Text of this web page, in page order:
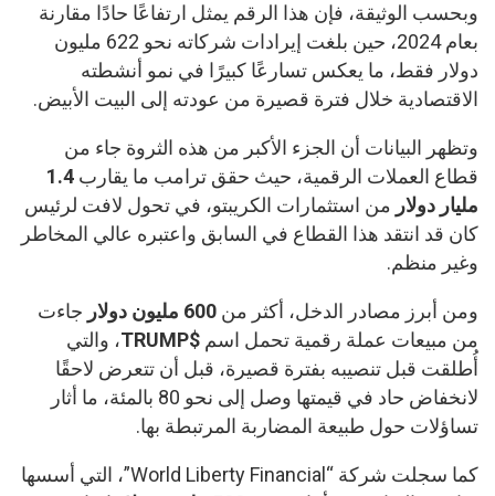
وبحسب الوثيقة، فإن هذا الرقم يمثل ارتفاعًا حادًا مقارنة
بعام 2024، حين بلغت إيرادات شركاته نحو 622 مليون
دولار فقط، ما يعكس تسارعًا كبيرًا في نمو أنشطته
الاقتصادية خلال فترة قصيرة من عودته إلى البيت الأبيض.
وتظهر البيانات أن الجزء الأكبر من هذه الثروة جاء من
قطاع العملات الرقمية، حيث حقق ترامب ما يقارب 1.4
مليار دولار من استثمارات الكريبتو، في تحول لافت لرئيس
كان قد انتقد هذا القطاع في السابق واعتبره عالي المخاطر
وغير منظم.
ومن أبرز مصادر الدخل، أكثر من 600 مليون دولار
جاءت
من مبيعات عملة رقمية تحمل اسم $TRUMP
، والتي
أُطلقت قبل تنصيبه بفترة قصيرة، قبل أن تتعرض لاحقًا
لانخفاض حاد في قيمتها وصل إلى نحو 80 بالمئة، ما أثار
تساؤلات حول طبيعة المضاربة المرتبطة بها.
كما سجلت شركة “World Liberty Financial”، التي أسسها